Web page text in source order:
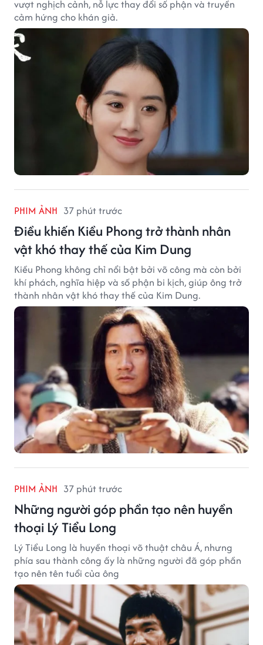
vượt nghịch cảnh, nỗ lực thay đổi số phận và truyền
cảm hứng cho khán giả.
PHIM ẢNH 37 phút trước
Điều khiến Kiều Phong trở thành nhân
vật khó thay thế của Kim Dung
Kiều Phong không chỉ nổi bật bởi võ công mà còn bởi
khí phách, nghĩa hiệp và số phận bi kịch, giúp ông trở
thành nhân vật khó thay thế của Kim Dung.
PHIM ẢNH 37 phút trước
Những người góp phần tạo nên huyền
thoại Lý Tiểu Long
Lý Tiểu Long là huyền thoại võ thuật châu Á, nhưng
phía sau thành công ấy là những người đã góp phần
tạo nên tên tuổi của ông